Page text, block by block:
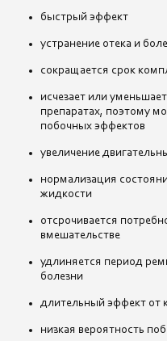
быстрый эффект
устранение отека и
сокращается срок
исчезает или
препаратах, поэтому
побочных эффектов
увеличение
нормализация
жидкости
отсрочивается
вмешательстве
удлиняется период
болезни
длительный эффект от
низкая вероятность